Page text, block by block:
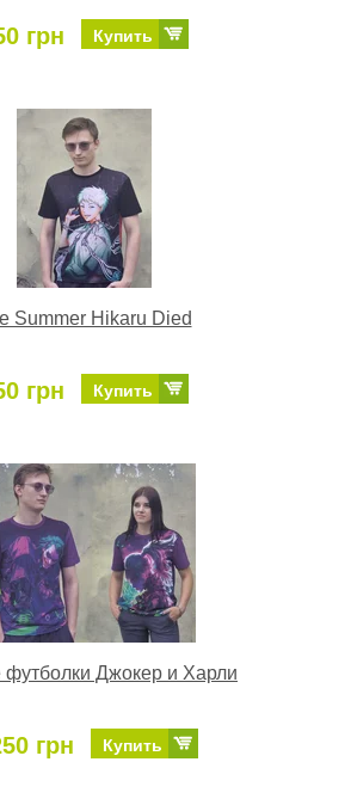
грн Купить
Summer Hikaru Died
грн Купить
Джокер и Харли
грн Купить